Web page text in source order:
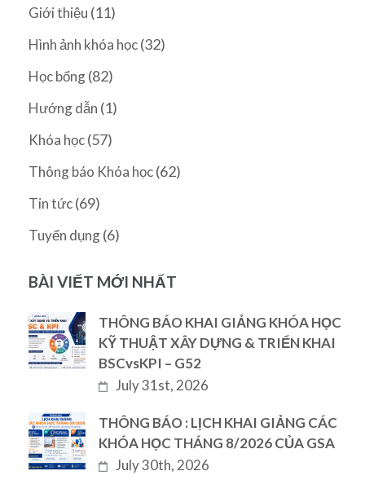
Giới thiệu (11)
Hình ảnh khóa học(32)
Học bổng(82)
Hướng dẫn (1)
Khóa học(57)
Thông báo Khóa học(62)
Tin tức(69)
Tuyển dụng(6)
BÀI VIẾT MỚI NHẤT
THÔNG BÁO KHAI GIẢNG KHÓA HỌC
KỸ THUẬT XÂY DỰNG & TRIỂN KHAI
BSCvsKPI – G52
July 31st, 2026
THÔNG BÁO : LỊCH KHAI GIẢNG CÁC
KHÓA HỌC THÁNG 8/2026 CỦA GSA
July 30th, 2026